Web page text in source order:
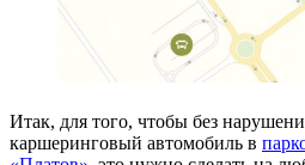
Итак, для того, чтобы без
каршеринговый автомобиль в